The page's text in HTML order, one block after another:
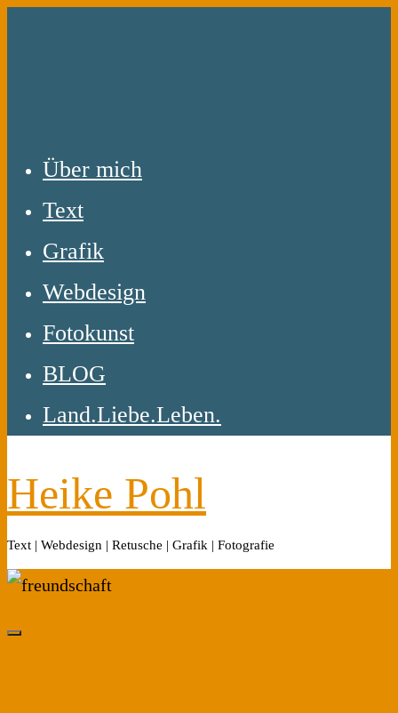
Über mich
Text
Grafik
Webdesign
Fotokunst
BLOG
Land.Liebe.Leben.
Heike Pohl
Text | Webdesign | Retusche | Grafik | Fotografie